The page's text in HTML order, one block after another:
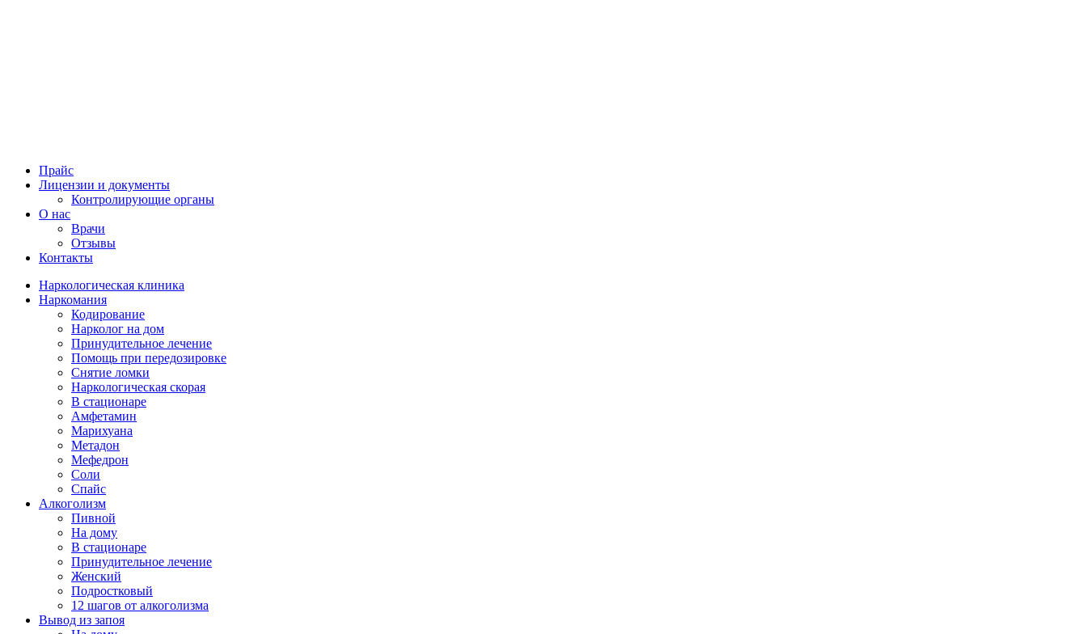
Прайс
Лицензии и документы
Контролирующие органы
О нас
Врачи
Отзывы
Контакты
Наркологическая клиника
Наркомания
Кодирование
Нарколог на дом
Принудительное лечение
Помощь при передозировке
Снятие ломки
Наркологическая скорая
В стационаре
Амфетамин
Марихуана
Метадон
Мефедрон
Соли
Спайс
Алкоголизм
Пивной
На дому
В стационаре
Принудительное лечение
Женский
Подростковый
12 шагов от алкоголизма
Вывод из запоя